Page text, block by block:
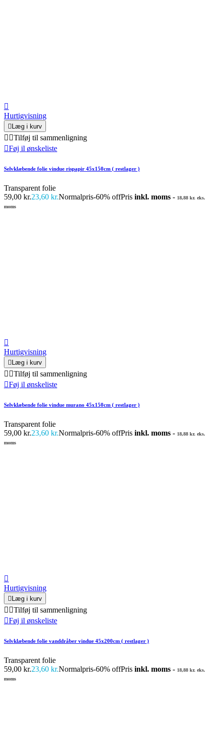

Hurtigvisning
 Læg i kurv
 Tilføj til sammenligning
Føj il ønskeliste
Selvklæbende folie vindue rispapir 45x150cm ( restlager )
Transparent folie
59,00 kr.23,60 kr.Normalpris-60% offPris inkl. moms - 18,88 kr. eks.
moms

Hurtigvisning
 Læg i kurv
 Tilføj til sammenligning
Føj il ønskeliste
Selvklæbende folie vindue murano 45x150cm ( restlager )
Transparent folie
59,00 kr.23,60 kr.Normalpris-60% offPris inkl. moms - 18,88 kr. eks.
moms

Hurtigvisning
 Læg i kurv
 Tilføj til sammenligning
Føj il ønskeliste
Selvklæbende folie vanddråber vindue 45x200cm ( restlager )
Transparent folie
59,00 kr.23,60 kr.Normalpris-60% offPris inkl. moms - 18,88 kr. eks.
moms